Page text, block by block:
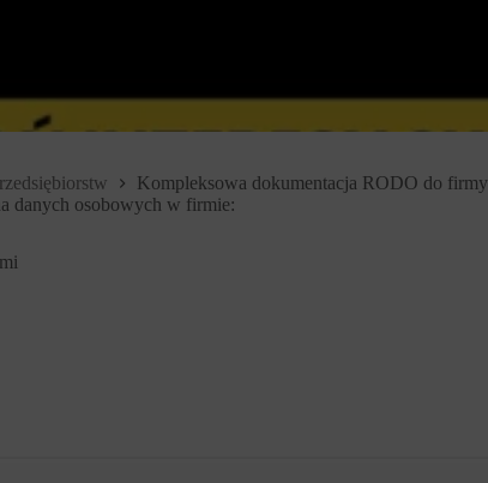
Kompleksowa dokumentacja RODO do firmy
danych osobowych w firmie: